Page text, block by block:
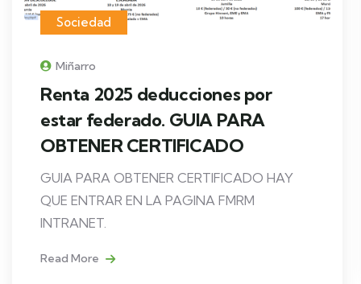
Sociedad
Miñarro
Renta 2025 deducciones por
estar federado. GUIA PARA
OBTENER CERTIFICADO
GUIA PARA OBTENER CERTIFICADO HAY
QUE ENTRAR EN LA PAGINA FMRM
INTRANET.
Read More